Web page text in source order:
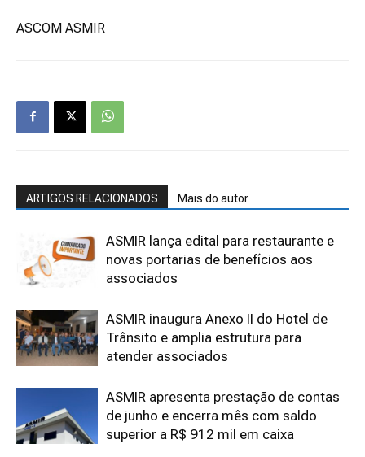
ASCOM ASMIR
ARTIGOS RELACIONADOS Mais do autor
ASMIR lança edital para restaurante e
novas portarias de benefícios aos
associados
ASMIR inaugura Anexo II do Hotel de
Trânsito e amplia estrutura para
atender associados
ASMIR apresenta prestação de contas
de junho e encerra mês com saldo
superior a R$ 912 mil em caixa